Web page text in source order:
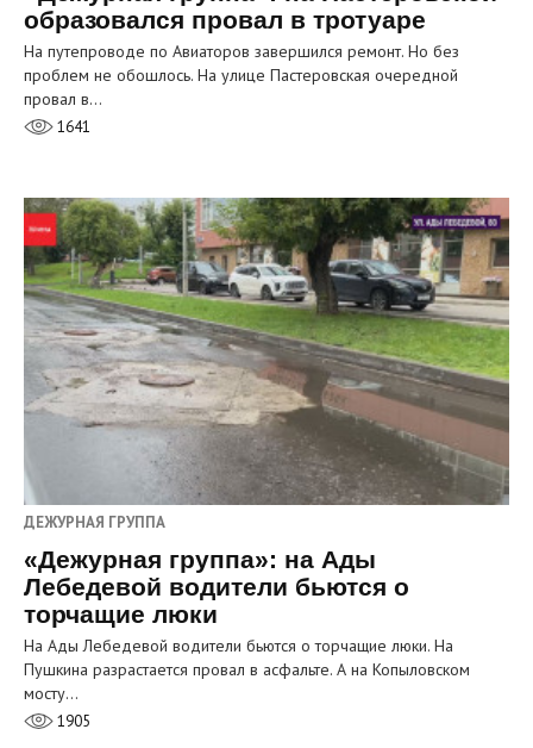
образовался провал в тротуаре
На путепроводе по Авиаторов завершился ремонт. Но без
проблем не обошлось. На улице Пастеровская очередной
провал в…
1641
ДЕЖУРНАЯ ГРУППА
«Дежурная группа»: на Ады
Лебедевой водители бьются о
торчащие люки
На Ады Лебедевой водители бьются о торчащие люки. На
Пушкина разрастается провал в асфальте. А на Копыловском
мосту…
1905